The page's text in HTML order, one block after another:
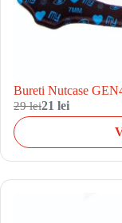
Bureti Nutcase
29 lei21 lei